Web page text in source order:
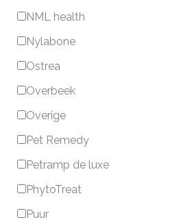
NML health
Nylabone
Ostrea
Overbeek
Overige
Pet Remedy
Petramp de luxe
PhytoTreat
Puur